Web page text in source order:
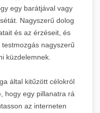
egy barátjával vagy
Nagyszerű dolog
és az érzéseit, és
nagyszerű
küzdelemnek.
által kitűzött célokról
hogy egy pillanatra rá
az interneten